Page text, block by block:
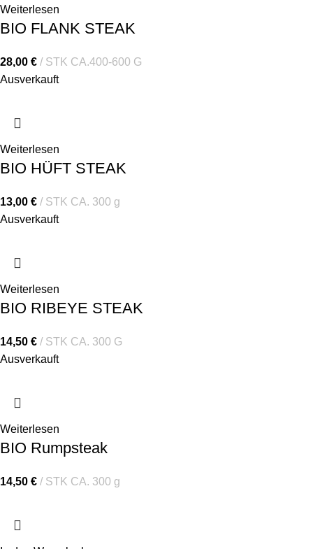
Weiterlesen
BIO FLANK STEAK
28,00 €
STK CA.400-600 G
Ausverkauft
Weiterlesen
BIO HÜFT STEAK
13,00 €
STK CA. 300 g
Ausverkauft
Weiterlesen
BIO RIBEYE STEAK
14,50 €
STK CA. 300 G
Ausverkauft
Weiterlesen
BIO Rumpsteak
14,50 € STK CA. 300 g